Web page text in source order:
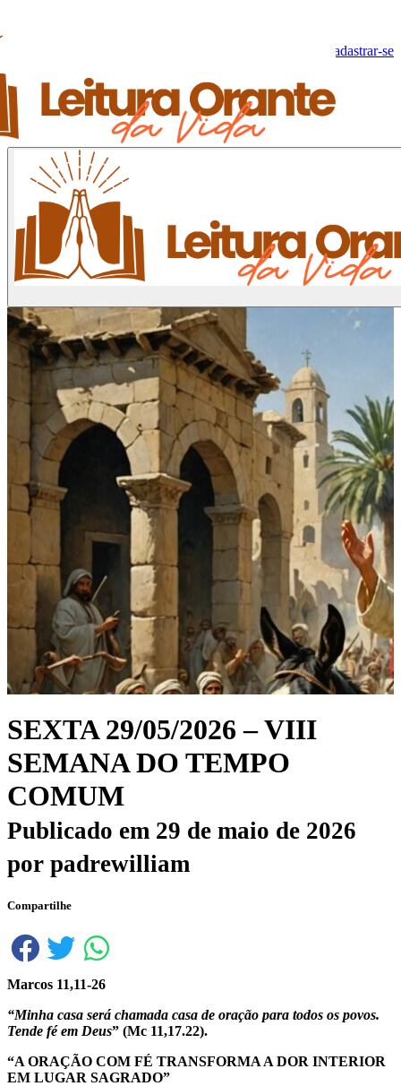
Cadastrar-se
SEXTA 29/05/2026 – VIII
SEMANA DO TEMPO
COMUM
Publicado em 29 de maio de 2026
por padrewilliam
Compartilhe
Marcos 11,11-26
“Minha casa será chamada casa de oração para todos os povos.
Tende fé em Deus” (Mc 11,17.22).
“A ORAÇÃO COM FÉ TRANSFORMA A DOR INTERIOR
EM LUGAR SAGRADO”